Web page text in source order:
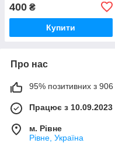
400 ₴
Купити
Про нас
95% позитивних з 906
Працює з 10.09.2023
м. Рівне
Рівне, Україна